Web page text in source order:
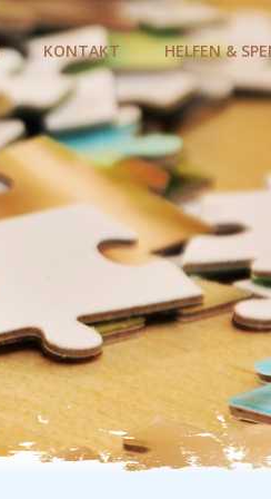
KONTAKT HELFEN &